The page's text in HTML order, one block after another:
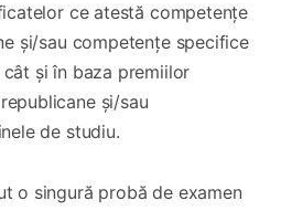
ce atestă competențe
și/sau competențe specifice
și în baza premiilor
și/sau
de studiu.
o singură probă de examen